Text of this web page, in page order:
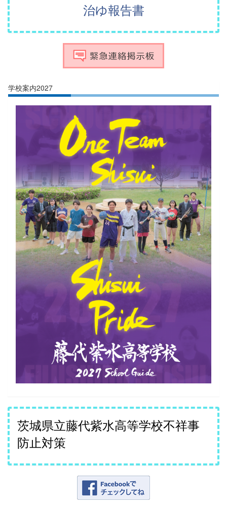
治ゆ報告書
学校案内2027
茨城県立藤代紫水高等学校不祥事
防止対策